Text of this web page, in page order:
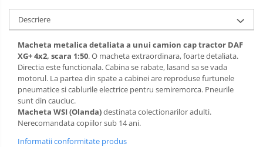
Descriere
Macheta metalica detaliata a unui camion cap tractor DAF
XG+ 4x2, scara 1:50. O macheta extraordinara, foarte detaliata.
Directia este functionala. Cabina se rabate, lasand sa se vada
motorul. La partea din spate a cabinei are reproduse furtunele
pneumatice si cablurile electrice pentru semiremorca. Pneurile
sunt din cauciuc.
Macheta WSI (Olanda)destinata colectionarilor adulti.
Nerecomandata copiilor sub 14 ani.
Informatii conformitate produs